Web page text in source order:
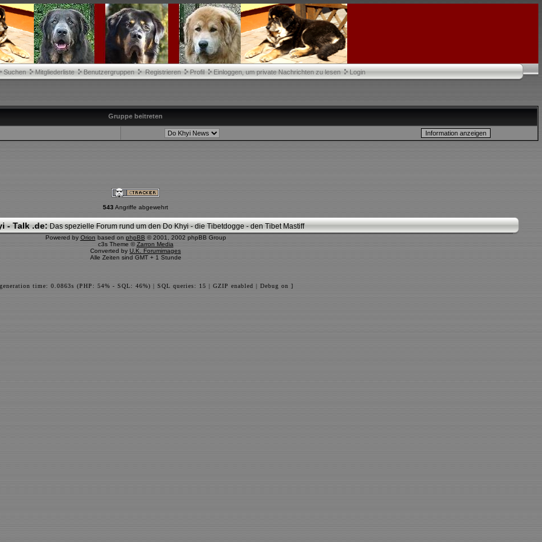
Suchen Mitgliederliste Benutzergruppen Registrieren Profil Einloggen, um private Nachrichten zu lesen Login
Gruppe beitreten
543 Angriffe abgewehrt
- Talk .de: Das spezielle Forum rund um den Do Khyi - die Tibetdogge - den Tibet Mastiff
Powered by Orion based on phpBB © 2001, 2002 phpBB Group
c3s Theme ©Zarron Media
Converted by U.K. Forumimages
Alle Zeiten sind GMT + 1 Stunde
time: 0.0863s (PHP: 54% - SQL: 46%) | SQL queries: 15 | GZIP enabled | Debug on ]